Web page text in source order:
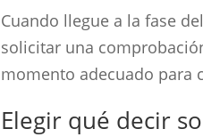
Cuando llegue a la fase
solicitar una
momento adecuado para
Elegir qué decir